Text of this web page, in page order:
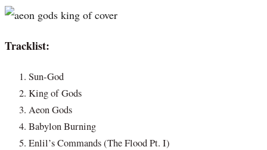
Tracklist:
Sun-God
King of Gods
Aeon Gods
Babylon Burning
Enlil’s Commands (The Flood Pt. I)